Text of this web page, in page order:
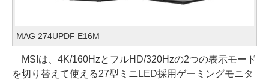
MAG 274UPDF E16M
MSIは、4K/160HzとフルHD/320Hzの2つの表示モード
を切り替えて使える27型ミニLED採用ゲーミングモニタ